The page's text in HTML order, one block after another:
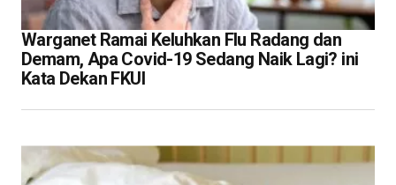
Warganet Ramai Keluhkan Flu Radang dan
Demam, Apa Covid-19 Sedang Naik Lagi? ini
Kata Dekan FKUI